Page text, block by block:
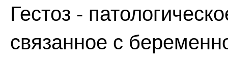
Гестоз -
связанное с